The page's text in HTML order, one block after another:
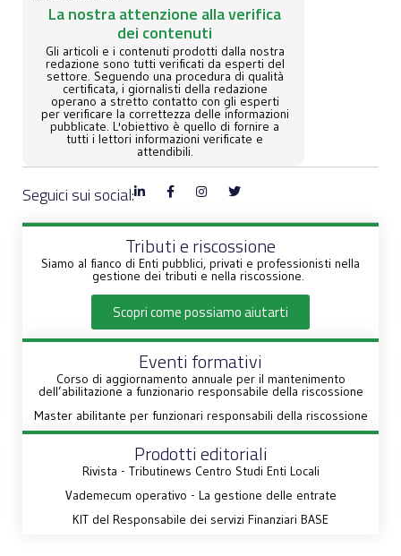
La nostra attenzione alla verifica
dei contenuti
Gli articoli e i contenuti prodotti dalla nostra
redazione sono tutti verificati da esperti del
settore. Seguendo una procedura di qualità
certificata, i giornalisti della redazione
operano a stretto contatto con gli esperti
per verificare la correttezza delle informazioni
pubblicate. L'obiettivo è quello di fornire a
tutti i lettori informazioni verificate e
attendibili.
Seguici sui social:
Tributi e riscossione
Siamo al fianco di Enti pubblici, privati e professionisti nella
gestione dei tributi e nella riscossione.
Scopri come possiamo aiutarti
Eventi formativi
Corso di aggiornamento annuale per il mantenimento
dell’abilitazione a funzionario responsabile della riscossione
Master abilitante per funzionari responsabili della riscossione
Prodotti editoriali
Rivista - Tributinews Centro Studi Enti Locali
Vademecum operativo - La gestione delle entrate
KIT del Responsabile dei servizi Finanziari BASE